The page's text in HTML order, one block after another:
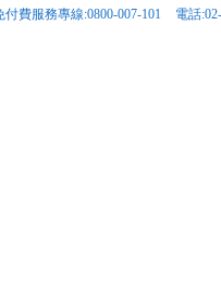
付費服務專線:0800-007-101 電話